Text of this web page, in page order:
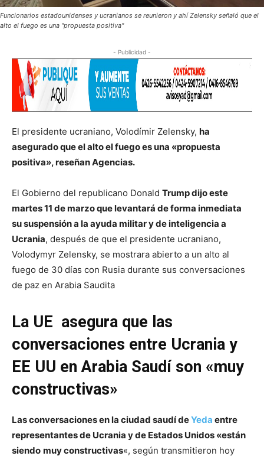
Funcionarios estadounidenses y ucranianos se reunieron y ahí Zelensky señaló que el
alto el fuego es una "propuesta positiva"
- Publicidad -
El presidente ucraniano, Volodímir Zelensky, ha
asegurado que el alto el fuego es una «propuesta
positiva», reseñan Agencias.
El Gobierno del republicano Donald Trump dijo este
martes 11 de marzo que levantará de forma inmediata
su suspensión a la ayuda militar y de inteligencia a
Ucrania, después de que el presidente ucraniano,
Volodymyr Zelensky, se mostrara abierto a un alto al
fuego de 30 días con Rusia durante sus conversaciones
de paz en Arabia Saudita
La UE asegura que las
conversaciones entre Ucrania y
EE UU en Arabia Saudí son «muy
constructivas»
Las conversaciones en la ciudad saudí deYeda entre
representantes de Ucrania y de Estados Unidos «están
siendo muy constructivas«, según transmitieron hoy